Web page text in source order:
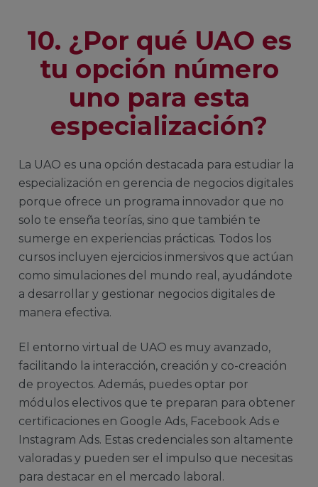
10. ¿Por qué UAO es
tu opción número
uno para esta
especialización?
La UAO es una opción destacada para estudiar la
especialización en gerencia de negocios digitales
porque ofrece un programa innovador que no
solo te enseña teorías, sino que también te
sumerge en experiencias prácticas. Todos los
cursos incluyen ejercicios inmersivos que actúan
como simulaciones del mundo real, ayudándote
a desarrollar y gestionar negocios digitales de
manera efectiva.
El entorno virtual de UAO es muy avanzado,
facilitando la interacción, creación y co-creación
de proyectos. Además, puedes optar por
módulos electivos que te preparan para obtener
certificaciones en Google Ads, Facebook Ads e
Instagram Ads. Estas credenciales son altamente
valoradas y pueden ser el impulso que necesitas
para destacar en el mercado laboral.